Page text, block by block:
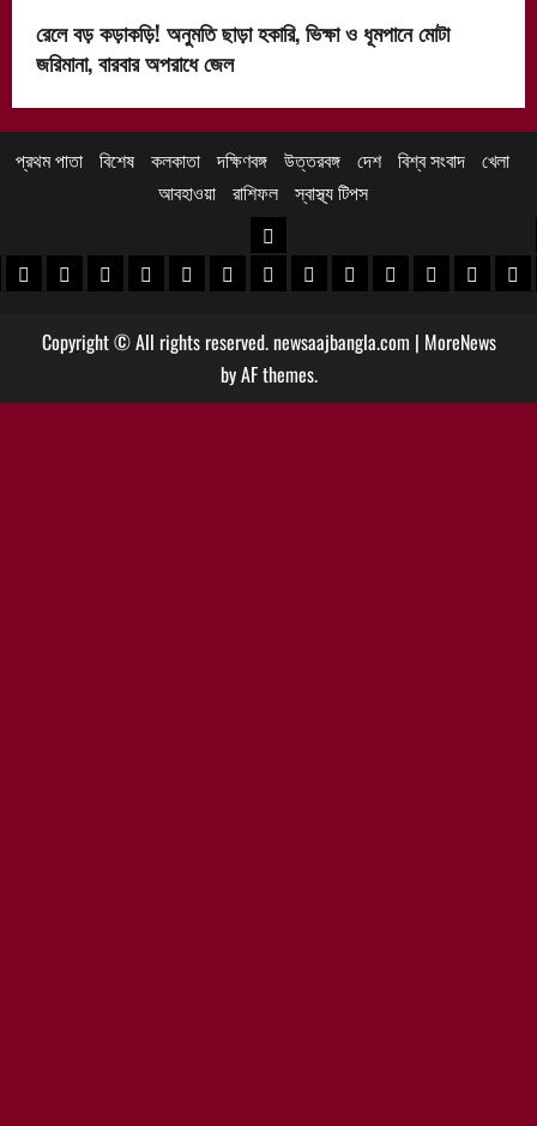
রেলে বড় কড়াকড়ি! অনুমতি ছাড়া হকারি, ভিক্ষা ও ধূমপানে মোটা
জরিমানা, বারবার অপরাধে জেল
প্রথম পাতা বিশেষ কলকাতা দক্ষিণবঙ্গ উত্তরবঙ্গ দেশ বিশ্ব সংবাদ খেলা
আবহাওয়া
রাশিফল স্বাস্থ্য টিপস
খবর
খবর
পুরুলিয়া খবর
বাঁকুড়া খবরপশ্চিম বর্ধমান খবর
পূর্ব বর্ধমান খবর
বীরভূম খবরমুর্শিদাবাদ খবর
উত্তরবঙ্গ
কোচবিহার নিউজ
আলিপুরদুয়ার খবর
জলপাইগুড়ি খবর
শিলিগুড়ি খবর
উত্তরদক্ষিণ
Copyright © All rights reserved. newsaajbangla.com | MoreNews
by AF themes.